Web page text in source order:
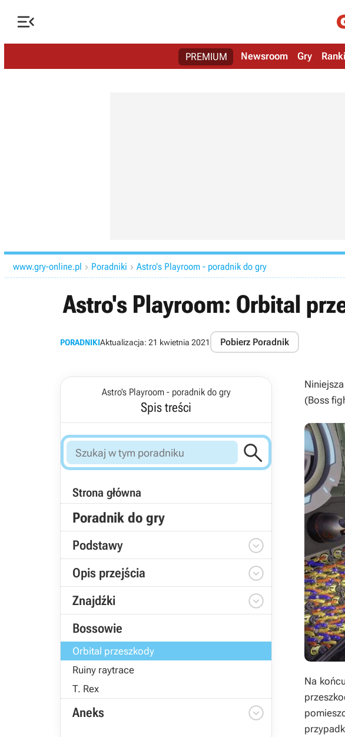

PREMIUM Newsroom Gry
www.gry-online.pl  Poradniki  Astro's Playroom - poradnik do gry
Astro's Playroom: Orbital
PORADNIKIAktualizacja: 21 kwietnia 2021 Pobierz Poradnik
Astro's Playroom - poradnik do gry
Spis treści

Strona główna
Poradnik do gry
Podstawy 
Opis przejścia 
Znajdźki 
Bossowie
Orbital przeszkody
Ruiny raytrace
T. Rex
Aneks 
(Boss
Na